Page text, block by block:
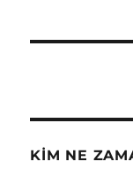
KIM NE